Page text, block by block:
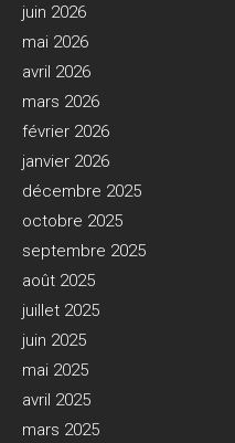
juin 2026
mai 2026
avril 2026
mars 2026
février 2026
janvier 2026
décembre 2025
octobre 2025
septembre 2025
août 2025
juillet 2025
juin 2025
mai 2025
avril 2025
mars 2025